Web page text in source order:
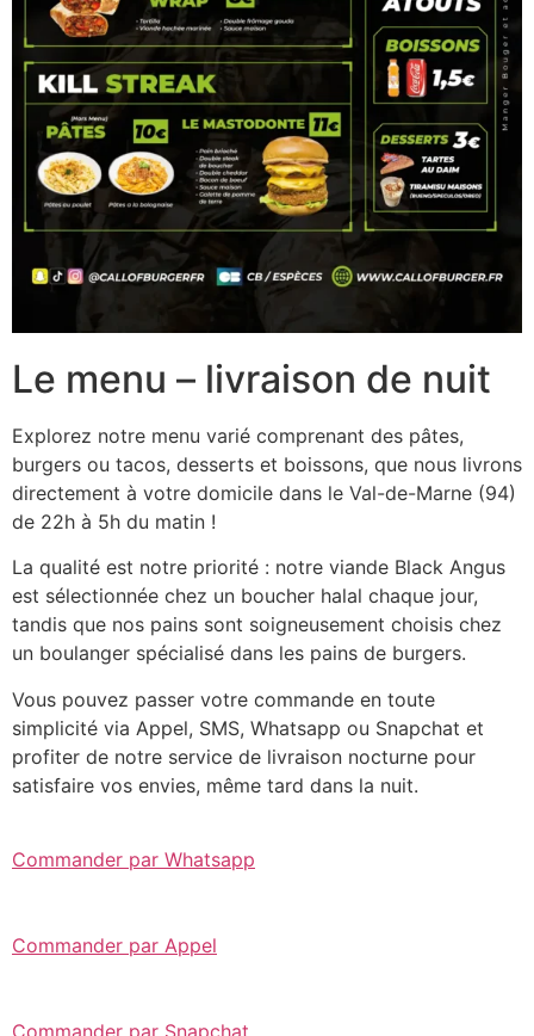
Le menu – livraison de nuit
Explorez notre menu varié comprenant des pâtes,
burgers ou tacos, desserts et boissons, que nous livrons
directement à votre domicile dans le Val-de-Marne (94)
de 22h à 5h du matin !
La qualité est notre priorité : notre viande Black Angus
est sélectionnée chez un boucher halal chaque jour,
tandis que nos pains sont soigneusement choisis chez
un boulanger spécialisé dans les pains de burgers.
Vous pouvez passer votre commande en toute
simplicité via Appel, SMS, Whatsapp ou Snapchat et
profiter de notre service de livraison nocturne pour
satisfaire vos envies, même tard dans la nuit.
Commander par Whatsapp
Commander par Appel